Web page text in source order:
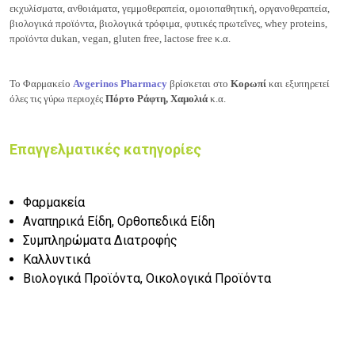
εκχυλίσματα, ανθοιάματα, γεμμοθεραπεία, ομοιοπαθητική, οργανοθεραπεία,
βιολογικά προϊόντα, βιολογικά τρόφιμα, φυτικές πρωτεΐνες, whey proteins,
προϊόντα dukan, vegan, gluten free, lactose free κ.α.
Το Φαρμακείο Avgerinos Pharmacy βρίσκεται στο Κορωπί και εξυπηρετεί
όλες τις γύρω περιοχές Πόρτο Ράφτη, Χαμολιά κ.α.
Επαγγελματικές κατηγορίες
Φαρμακεία
Αναπηρικά Είδη, Ορθοπεδικά Είδη
Συμπληρώματα Διατροφής
Καλλυντικά
Βιολογικά Προϊόντα, Οικολογικά Προϊόντα